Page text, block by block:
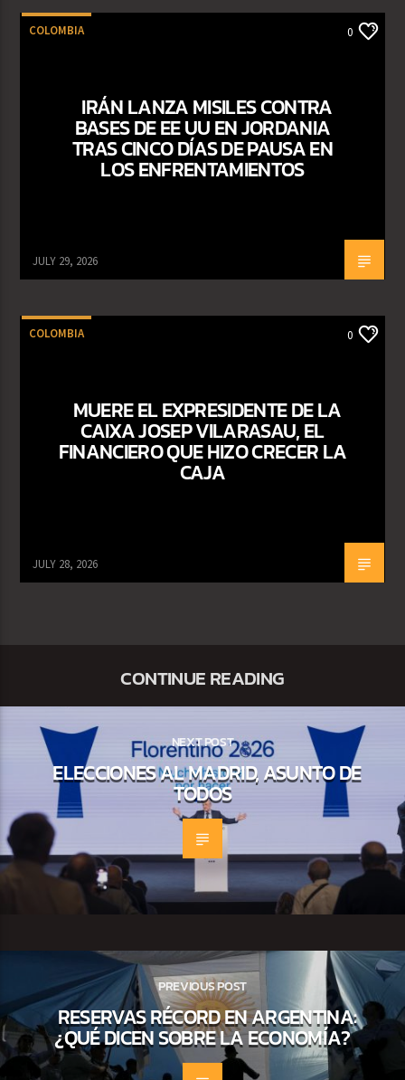
COLOMBIA 0
IRÁN LANZA MISILES CONTRA
BASES DE EE UU EN JORDANIA
TRAS CINCO DÍAS DE PAUSA EN
LOS ENFRENTAMIENTOS
JULY 29, 2026
COLOMBIA 0
MUERE EL EXPRESIDENTE DE LA
CAIXA JOSEP VILARASAU, EL
FINANCIERO QUE HIZO CRECER LA
CAJA
JULY 28, 2026
CONTINUE READING
NEXT POST
ELECCIONES AL MADRID, ASUNTO DE
TODOS
PREVIOUS POST
RESERVAS RÉCORD EN ARGENTINA:
¿QUÉ DICEN SOBRE LA ECONOMÍA?